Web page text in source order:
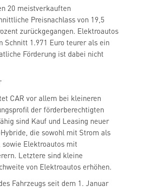
20 meistverkauften
Preisnachlass von 19,5
zurückgegangen. Elektroautos
Schnitt 1.971 Euro teurer als ein
Förderung ist dabei nicht
CAR vor allem bei kleineren
der förderberechtigten
sind Kauf und Leasing neuer
die sowohl mit Strom als
Elektroautos mit
Letztere sind kleine
von Elektroautos erhöhen.
Fahrzeugs seit dem 1. Januar